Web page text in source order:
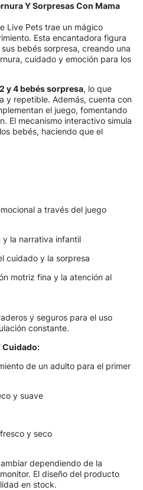
Y Sorpresas Con Mama
Live Pets trae un mágico
Esta encantadora figura
bebés sorpresa, creando una
cuidado y emoción para los
2 y 4 bebés sorpresa, lo que
y repetible. Además, cuenta con
el juego, fomentando
El mecanismo interactivo simula
bebés, haciendo que el
a través del juego
y la narrativa infantil
cuidado y la sorpresa
motriz fina y la atención al
y seguros para el uso
constante.
Cuidado:
de un adulto para el primer
y suave
y seco
dependiendo de la
El diseño del producto
en stock.